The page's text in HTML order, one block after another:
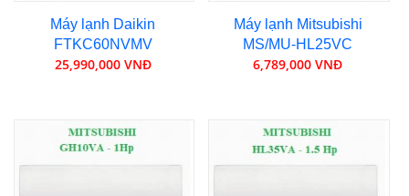
Máy lạnh Daikin
FTKC60NVMV
25,990,000 VNĐ
Máy lạnh Mitsubishi
MS/MU-HL25VC
6,789,000 VNĐ